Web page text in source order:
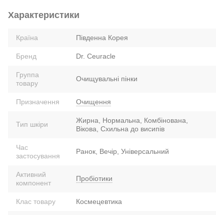
Характеристики
Країна Південна Корея
Бренд Dr. Ceuracle
Группа
товару
Очищувальні пінки
Призначення Очищення
Тип шкіри
Жирна, Нормальна, Комбінована,
Вікова, Схильна до висипів
Час
застосування
Ранок, Вечір, Універсальний
Активний
компонент
Пробіотики
Клас товару Космецевтика